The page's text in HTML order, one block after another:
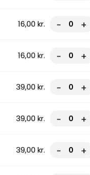
16,00 kr. - +
16,00 kr. - +
39,00 kr. - +
39,00 kr. - +
39,00 kr. - +